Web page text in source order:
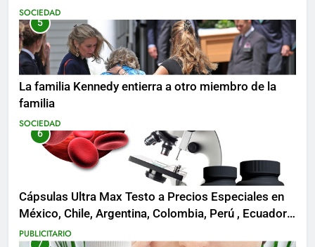
SOCIEDAD
5
La familia Kennedy entierra a otro miembro de la
familia
SOCIEDAD
6
Cápsulas Ultra Max Testo a Precios Especiales en
México, Chile, Argentina, Colombia, Perú , Ecuador,
Costa Rica y Más
PUBLICITARIO
7